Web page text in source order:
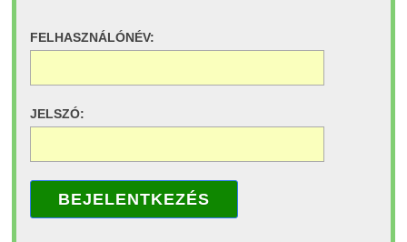
FELHASZNÁLÓNÉV:
JELSZÓ:
BEJELENTKEZÉS